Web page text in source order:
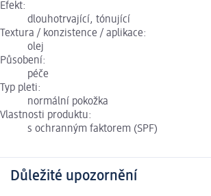
Efekt:
dlouhotrvající, tónující
Textura / konzistence / aplikace:
olej
Působení:
péče
Typ pleti:
normální pokožka
Vlastnosti produktu:
s ochranným faktorem (SPF)
Důležité upozornění